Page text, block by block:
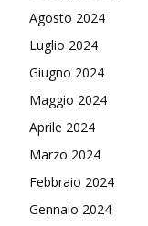
Agosto 2024
Luglio 2024
Giugno 2024
Maggio 2024
Aprile 2024
Marzo 2024
Febbraio 2024
Gennaio 2024